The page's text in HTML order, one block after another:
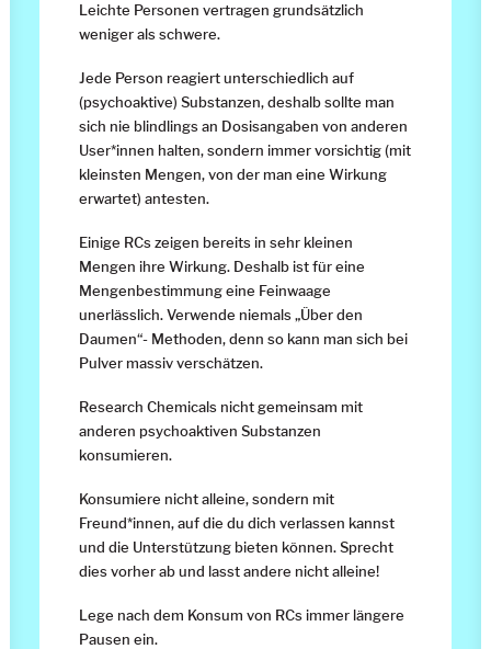
Leichte Personen vertragen grundsätzlich
weniger als schwere.
Jede Person reagiert unterschiedlich auf
(psychoaktive) Substanzen, deshalb sollte man
sich nie blindlings an Dosisangaben von anderen
User*innen halten, sondern immer vorsichtig (mit
kleinsten Mengen, von der man eine Wirkung
erwartet) antesten.
Einige RCs zeigen bereits in sehr kleinen
Mengen ihre Wirkung. Deshalb ist für eine
Mengenbestimmung eine Feinwaage
unerlässlich. Verwende niemals „Über den
Daumen“- Methoden, denn so kann man sich bei
Pulver massiv verschätzen.
Research Chemicals nicht gemeinsam mit
anderen psychoaktiven Substanzen
konsumieren.
Konsumiere nicht alleine, sondern mit
Freund*innen, auf die du dich verlassen kannst
und die Unterstützung bieten können. Sprecht
dies vorher ab und lasst andere nicht alleine!
Lege nach dem Konsum von RCs immer längere
Pausen ein.